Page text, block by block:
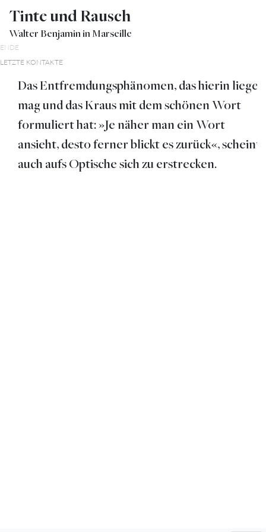
Tinte und Rausch
Walter Benjamin in Marseille
ENDE
LETZTE KONTAKTE
Das Entfremdungsphänomen, das hierin liegen
mag und das Kraus mit dem schönen Wort
formuliert hat: »Je näher man ein Wort
ansieht, desto ferner blickt es zurück«, scheint
auch aufs Optische sich zu erstrecken.